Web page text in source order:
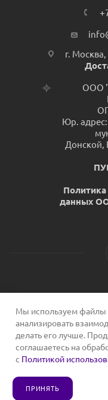
г.
ООО
Юр. адрес:
Донской,
данных
2026 ©
Мы используем файлы
анализировать
делать его лучше.
соглашаетесь на
с Политикой
ПРИНЯТЬ